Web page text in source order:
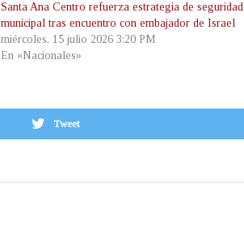
Santa Ana Centro refuerza estrategia de seguridad
municipal tras encuentro con embajador de Israel
miércoles, 15 julio 2026 3:20 PM
En «Nacionales»
Tweet